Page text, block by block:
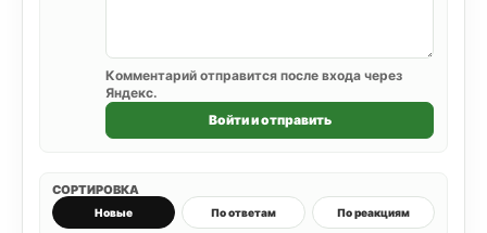
Комментарий отправится после входа через
Яндекс.
Войти и отправить
СОРТИРОВКА
Новые По ответам По реакциям